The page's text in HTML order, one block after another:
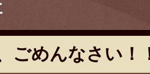
ごめんなさい！